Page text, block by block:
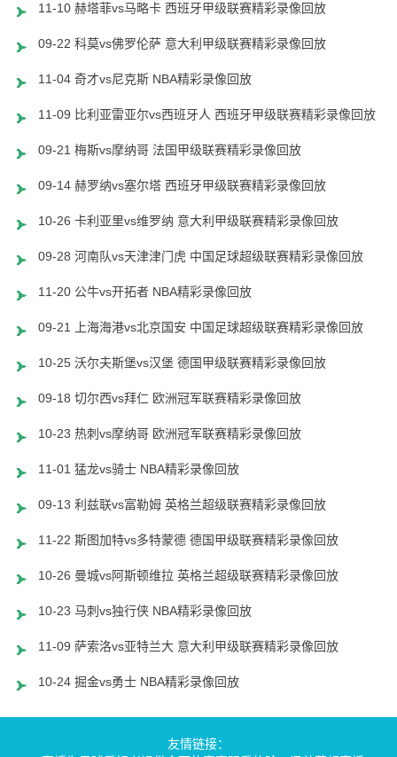
11-10 赫塔菲vs马略卡 西班牙甲级联赛精彩录像回放
09-22 科莫vs佛罗伦萨 意大利甲级联赛精彩录像回放
11-04 奇才vs尼克斯 NBA精彩录像回放
11-09 比利亚雷亚尔vs西班牙人 西班牙甲级联赛精彩录像回放
09-21 梅斯vs摩纳哥 法国甲级联赛精彩录像回放
09-14 赫罗纳vs塞尔塔 西班牙甲级联赛精彩录像回放
10-26 卡利亚里vs维罗纳 意大利甲级联赛精彩录像回放
09-28 河南队vs天津津门虎 中国足球超级联赛精彩录像回放
11-20 公牛vs开拓者 NBA精彩录像回放
09-21 上海海港vs北京国安 中国足球超级联赛精彩录像回放
10-25 沃尔夫斯堡vs汉堡 德国甲级联赛精彩录像回放
09-18 切尔西vs拜仁 欧洲冠军联赛精彩录像回放
10-23 热刺vs摩纳哥 欧洲冠军联赛精彩录像回放
11-01 猛龙vs骑士 NBA精彩录像回放
09-13 利兹联vs富勒姆 英格兰超级联赛精彩录像回放
11-22 斯图加特vs多特蒙德 德国甲级联赛精彩录像回放
10-26 曼城vs阿斯顿维拉 英格兰超级联赛精彩录像回放
10-23 马刺vs独行侠 NBA精彩录像回放
11-09 萨索洛vs亚特兰大 意大利甲级联赛精彩录像回放
10-24 掘金vs勇士 NBA精彩录像回放
友情链接：